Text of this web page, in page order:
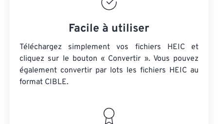
Facile à utiliser
Téléchargez simplement vos fichiers HEIC et
cliquez sur le bouton « Convertir ». Vous pouvez
également convertir par lots les fichiers HEIC au
format CIBLE.